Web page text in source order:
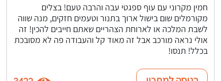
חמין מקרוני עם עוף ספגטי עבה והרבה טעם! בצלים
מקורמלים שום בישול ארוך בתנור וטעמים חזקים, מנה שווה
לשבת המלכה או לארוחת הצהריים שאתם חייבים להכין! זה
אולי נראה מורכב אבל זה מאוד קל והעבודה פה לא מסובכת
בכלל! תנסו!